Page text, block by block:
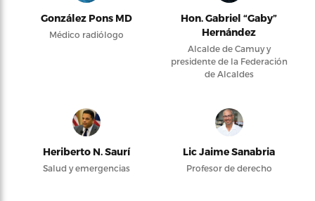
González Pons MD
Médico radiólogo
Hon. Gabriel “Gaby”
Hernández
Alcalde de Camuy y
presidente de la Federación
de Alcaldes
Heriberto N. Saurí
Salud y emergencias
Lic Jaime Sanabria
Profesor de derecho